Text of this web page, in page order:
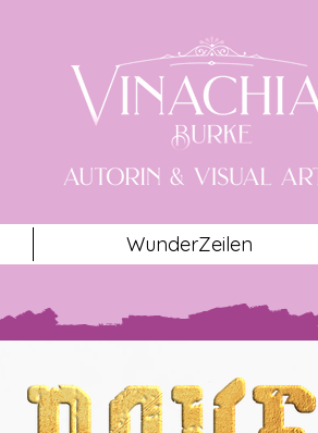
WunderZeilen